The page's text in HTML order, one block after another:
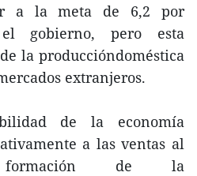
a la meta de 6,2 por
gobierno, pero esta
la produccióndoméstica
extranjeros.
de la economía
a las ventas al
de la